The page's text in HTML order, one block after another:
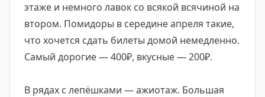
этаже и немного лавок со всякой всячиной на
втором. Помидоры в середине апреля такие,
что хочется сдать билеты домой немедленно.
Самый дорогие — 400₽, вкусные — 200₽.
В рядах с лепёшками — ажиотаж. Большая